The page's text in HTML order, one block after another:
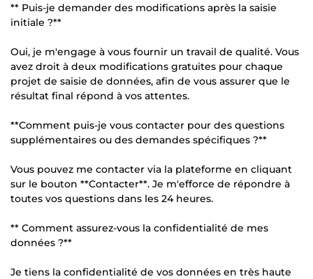
** Puis-je demander des modifications après la saisie
initiale ?**
Oui, je m'engage à vous fournir un travail de qualité. Vous
avez droit à deux modifications gratuites pour chaque
projet de saisie de données, afin de vous assurer que le
résultat final répond à vos attentes.
**Comment puis-je vous contacter pour des questions
supplémentaires ou des demandes spécifiques ?**
Vous pouvez me contacter via la plateforme en cliquant
sur le bouton **Contacter**. Je m'efforce de répondre à
toutes vos questions dans les 24 heures.
** Comment assurez-vous la confidentialité de mes
données ?**
Je tiens la confidentialité de vos données en très haute